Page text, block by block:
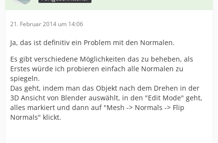
21. Februar 2014 um 14:06
Ja, das ist definitiv ein Problem mit den Normalen.
Es gibt verschiedene Möglichkeiten das zu beheben, als
Erstes würde ich probieren einfach alle Normalen zu
spiegeln.
Das geht, indem man das Objekt nach dem Drehen in der
3D Ansicht von Blender auswählt, in den "Edit Mode" geht,
alles markiert und dann auf "Mesh -> Normals -> Flip
Normals" klickt.